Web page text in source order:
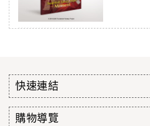
快速連結
購物導覽